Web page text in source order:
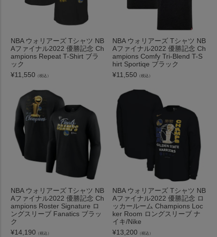
NBA ウォリアーズ Tシャツ NB
Aファイナル2022 優勝記念 Ch
ampions Repeat T-Shirt ブラ
ック
¥11,550 （税込）
NBA ウォリアーズ Tシャツ NB
Aファイナル2022 優勝記念 Ch
ampions Comfy Tri-Blend T-S
hirt Sportiqe ブラック
¥11,550 （税込）
NBA ウォリアーズ Tシャツ NB
Aファイナル2022 優勝記念 Ch
ampions Roster Signature ロ
ングスリーブ Fanatics ブラッ
ク
¥14,190 （税込）
NBA ウォリアーズ Tシャツ NB
Aファイナル2022 優勝記念 ロ
ッカールーム Champions Loc
ker Room ロングスリーブ ナ
イキ/Nike
¥13,200 （税込）